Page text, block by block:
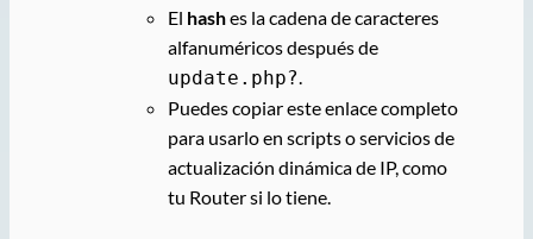
El hashes la cadena de caracteres
alfanuméricos después de
update.php?.
Puedes copiar este enlace completo
para usarlo en scripts o servicios de
actualización dinámica de IP, como
tu Router si lo tiene.